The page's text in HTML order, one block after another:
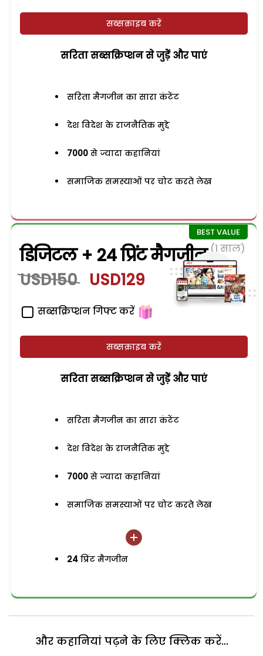
सब्सक्राइब करें
सरिता सब्सक्रिप्शन से जुड़ेें और पाएं
सरिता मैगजीन का सारा कंटेंट
देश विदेश के राजनैतिक मुद्दे
7000 से ज्यादा कहानियां
समाजिक समस्याओं पर चोट करते लेख
डिजिटल + 24 प्रिंट मैगजीन (1 साल)
USD150 USD129
सब्सक्रिप्शन गिफ्ट करें
सब्सक्राइब करें
सरिता सब्सक्रिप्शन से जुड़ेें और पाएं
सरिता मैगजीन का सारा कंटेंट
देश विदेश के राजनैतिक मुद्दे
7000 से ज्यादा कहानियां
समाजिक समस्याओं पर चोट करते लेख
24 प्रिंट मैगजीन
और कहानियां पढ़ने के लिए क्लिक करें...